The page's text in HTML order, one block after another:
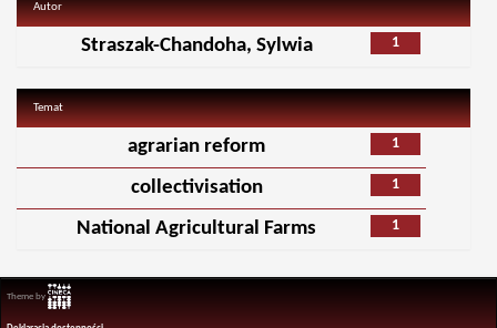
Autor
1
Straszak-Chandoha, Sylwia
Temat
1
agrarian reform
1
collectivisation
1
National Agricultural Farms
Theme by